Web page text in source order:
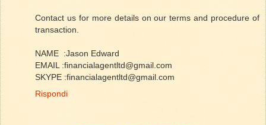
Contact us for more details on our terms and procedure of
transaction.
NAME :Jason Edward
EMAIL :financialagentltd@gmail.com
SKYPE :financialagentltd@gmail.com
Rispondi